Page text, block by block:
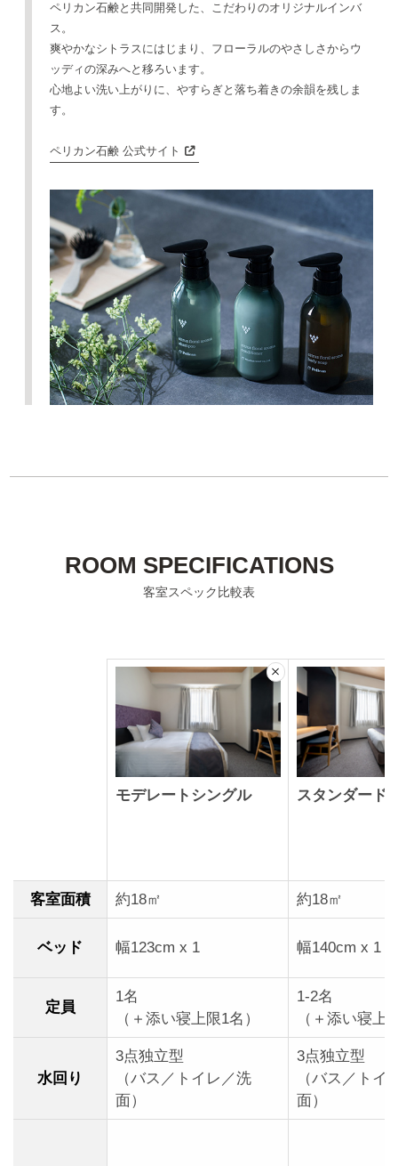
ペリカン石鹸と共同開発した、こだわりのオリジナルインバ
ス。
爽やかなシトラスにはじまり、 フローラルのやさしさからウ
ッディの深みへと移ろいます。
心地よい洗い上がりに、やすらぎと落ち着きの余韻を残しま
す。
ペリカン石鹸 公式サイト
ROOM SPECIFICATIONS
客室スペック比較表
モデレートシングル
こ
列
を
非
表
示
スタンダード
客室面積 約18㎡ 約18㎡
ベッド 幅123cm x 1 幅140cm x 1
定員
1名
（＋添い寝上限1名）
1-2名
（＋添い寝上
水回り
3点独立型
（バス／トイレ／洗
面）
3点独立型
（バス／トイ
面）